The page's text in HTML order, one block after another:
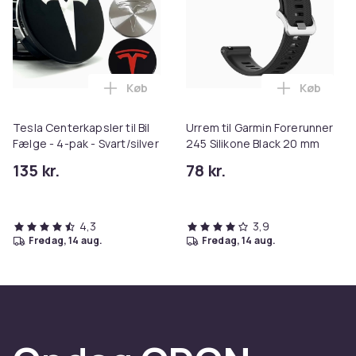
Tesla Centerkapsler til Bil
Fælge - 4-pak - Svart/silver
135 kr.
Læg Tesla Centerkapsler til Bil Fælge -
Køb
4,3
fredag, 14 aug.
Urrem til Garmin Forerunner
245 Silikone Black 20 mm
78 kr.
Læg
Køb
3,9
fredag, 14 aug.